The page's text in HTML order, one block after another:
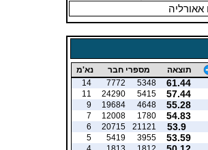
אאורליה
תוצאה מספרי חבר נא'מ
61.44
5348
7772
14
57.44
5415
24290
11
55.28
4648
19684
9
54.83
1780
12008
7
53.9
21121
20715
6
53.59
3955
5419
5